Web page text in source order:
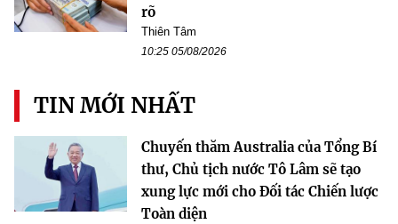
rõ
Thiên Tâm
10:25 05/08/2026
TIN MỚI NHẤT
Chuyến thăm Australia của Tổng Bí
thư, Chủ tịch nước Tô Lâm sẽ tạo
xung lực mới cho Đối tác Chiến lược
Toàn diện